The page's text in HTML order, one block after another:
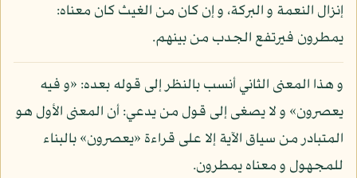
إنزال النعمة و البركة، و إن كان من الغيث كان معناه:
يمطرون فيرتفع الجدب من بينهم.
و هذا المعنى الثاني أنسب بالنظر إلى قوله بعده: «و فيه
يعصرون» و لا يصغى إلى قول من يدعي: أن المعنى الأول هو
المتبادر من سياق الآية إلا على قراءة «يعصرون» بالبناء
للمجهول و معناه يمطرون.